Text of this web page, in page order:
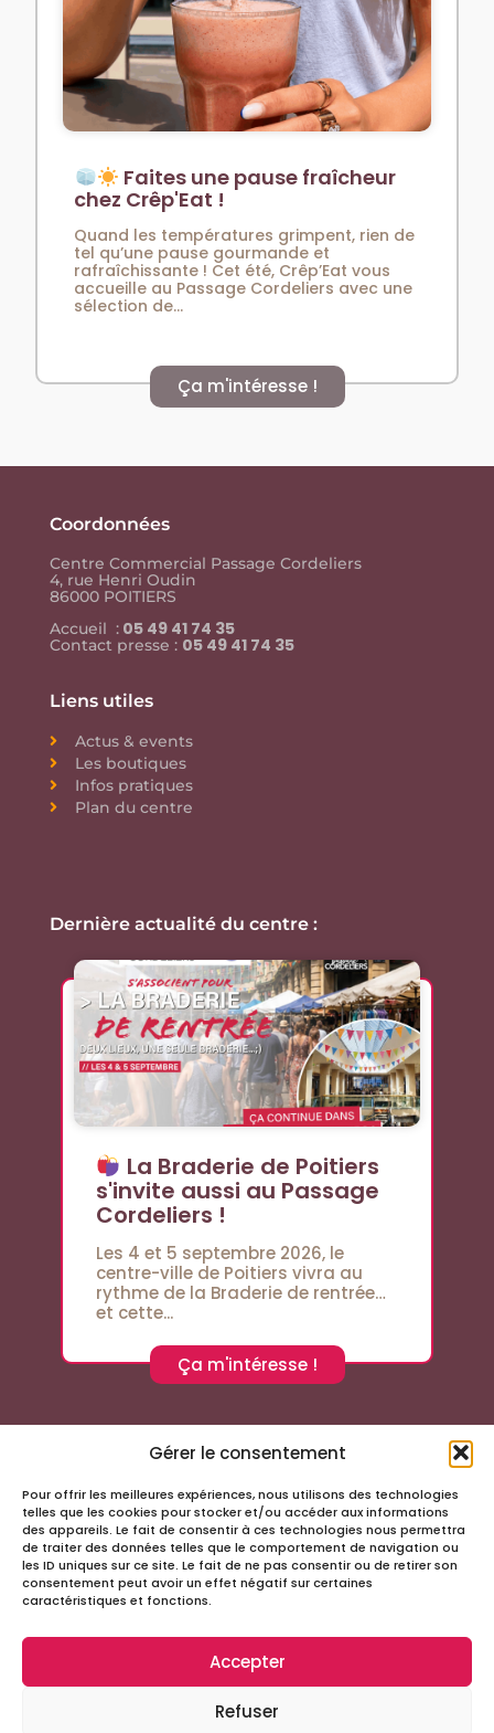
Gérer le consentement
Pour offrir les meilleures expériences, nous utilisons des technologies
telles que les cookies pour stocker et/ou accéder aux informations
des appareils. Le fait de consentir à ces technologies nous permettra
de traiter des données telles que le comportement de navigation ou
les ID uniques sur ce site. Le fait de ne pas consentir ou de retirer son
consentement peut avoir un effet négatif sur certaines
caractéristiques et fonctions.
Accepter
Refuser
Faites une pause fraîcheur
chez Crêp'Eat !
Quand les températures grimpent, rien de
tel qu’une pause gourmande et
rafraîchissante ! Cet été, Crêp’Eat vous
accueille au Passage Cordeliers avec une
sélection de...
Ça m'intéresse !
Coordonnées
Centre Commercial Passage Cordeliers
4, rue Henri Oudin
86000 POITIERS
Accueil : 05 49 41 74 35
Contact presse : 05 49 41 74 35
Liens utiles
Actus & events
Les boutiques
Infos pratiques
Plan du centre
Dernière actualité du centre :
La Braderie de Poitiers
s'invite aussi au Passage
Cordeliers !
Les 4 et 5 septembre 2026, le
centre-ville de Poitiers vivra au
rythme de la Braderie de rentrée…
et cette...
Ça m'intéresse !
Suivez-nous sur les réseaux sociaux
Infos